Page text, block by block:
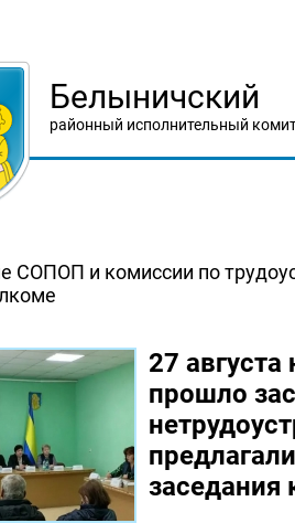
Белыничский
районный исполнительный
СОПОП и комиссии по
27 августа
прошло
заседания